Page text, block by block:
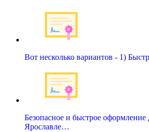
Вот несколько вариантов - 1)
Безопасное и быстрое оформление
Ярославле…